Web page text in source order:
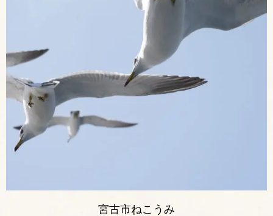
宮古市ねこうみ